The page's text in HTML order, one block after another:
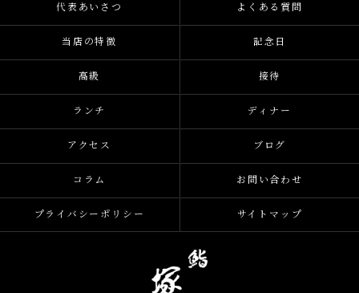
代表あいさつ よくある質問
当店の特徴 記念日
高級 接待
ランチ ディナー
アクセス ブログ
コラム お問い合わせ
プライバシーポリシー サイトマップ